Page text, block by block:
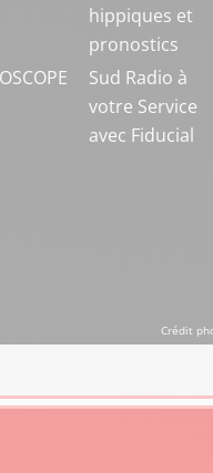
hippiques et
pronostics
Sud Radio à
votre Service
avec Fiducial
Crédit